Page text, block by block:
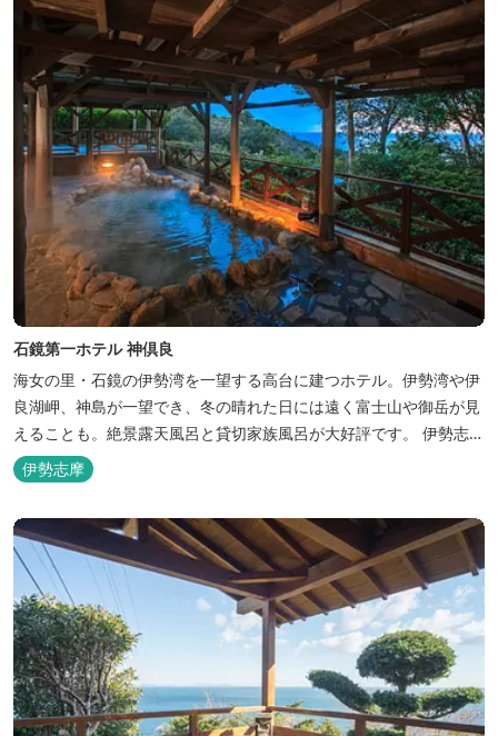
石鏡第一ホテル 神倶良
海女の里・石鏡の伊勢湾を一望する高台に建つホテル。伊勢湾や伊
良湖岬、神島が一望でき、冬の晴れた日には遠く富士山や御岳が見
えることも。絶景露天風呂と貸切家族風呂が大好評です。 伊勢志摩
の新鮮な海の幸をふんだんに使った味覚自慢の人情味あふれる温泉
宿です。
伊勢志摩